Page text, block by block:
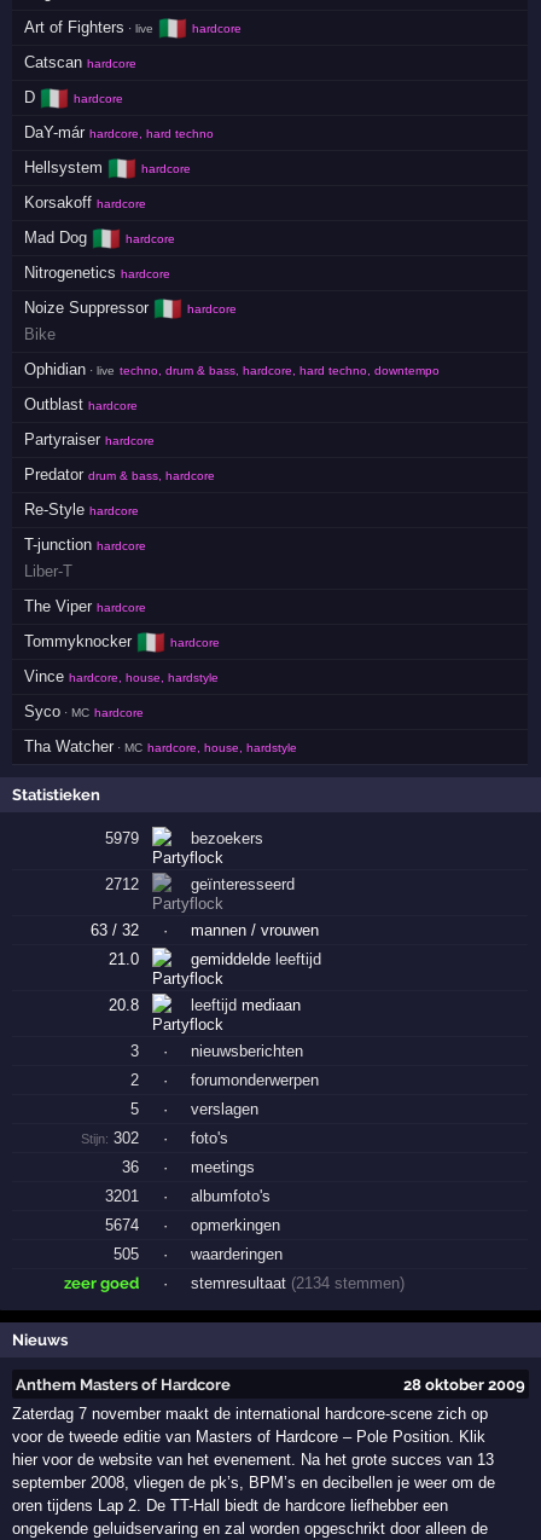
Art of Fighters · live 🇮🇹 hardcore
Catscan hardcore
D 🇮🇹 hardcore
DaY-már hardcore, hard techno
Hellsystem 🇮🇹 hardcore
Korsakoff hardcore
Mad Dog 🇮🇹 hardcore
Nitrogenetics hardcore
Noize Suppressor 🇮🇹 hardcore
Bike
Ophidian · live techno, drum & bass, hardcore, hard techno, downtempo
Outblast hardcore
Partyraiser hardcore
Predator drum & bass, hardcore
Re-Style hardcore
T-junction hardcore
Liber-T
The Viper hardcore
Tommyknocker 🇮🇹 hardcore
Vince hardcore, house, hardstyle
Syco · MC hardcore
Tha Watcher · MC hardcore, house, hardstyle
Statistieken
5979 bezoekers
2712 geïnteresseerd
63 / 32 ·
mannen / vrouwen
21.0
gemiddelde leeftijd
20.8 leeftijd mediaan
3 ·
nieuwsberichten
2
·
forumonderwerpen
5
· verslagen
Stijn: 302 ·
foto's
36
·
meetings
3201
·
albumfoto's
5674
·
opmerkingen
505
·
waarderingen
zeer goed
· stemresultaat (2134 stemmen)
Nieuws
Anthem Masters of Hardcore
28 oktober 2009
Zaterdag 7 november maakt de international hardcore-scene zich op
voor de tweede editie van Masters of Hardcore – Pole Position. Klik
hier voor de website van het evenement. Na het grote succes van 13
september 2008, vliegen de pk’s, BPM’s en decibellen je weer om de
oren tijdens Lap 2. De TT-Hall biedt de hardcore liefhebber een
ongekende geluidservaring en zal worden opgeschrikt door alleen de